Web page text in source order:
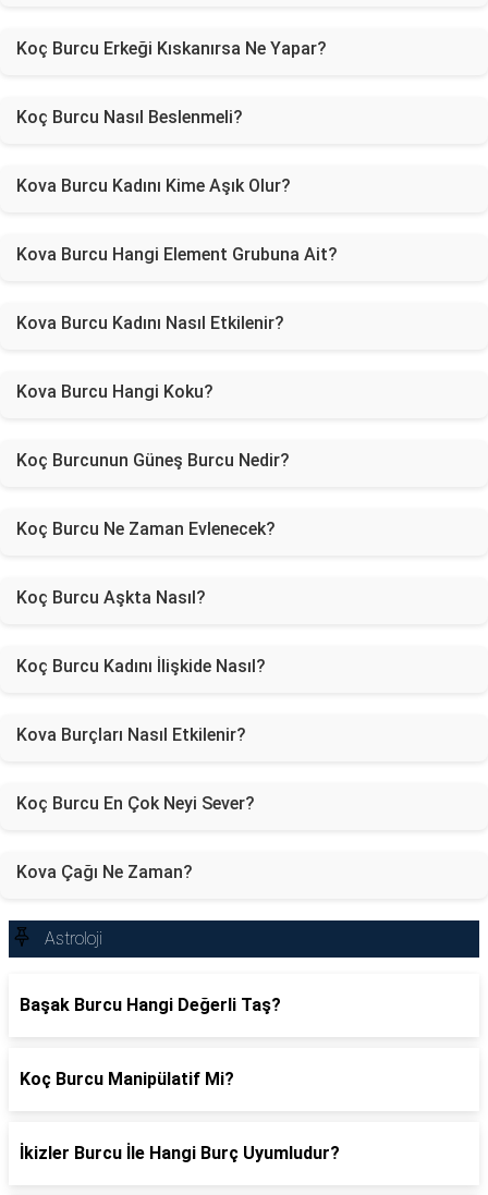
Koç Burcu Erkeği Kıskanırsa Ne Yapar?
Koç Burcu Nasıl Beslenmeli?
Kova Burcu Kadını Kime Aşık Olur?
Kova Burcu Hangi Element Grubuna Ait?
Kova Burcu Kadını Nasıl Etkilenir?
Kova Burcu Hangi Koku?
Koç Burcunun Güneş Burcu Nedir?
Koç Burcu Ne Zaman Evlenecek?
Koç Burcu Aşkta Nasıl?
Koç Burcu Kadını İlişkide Nasıl?
Kova Burçları Nasıl Etkilenir?
Koç Burcu En Çok Neyi Sever?
Kova Çağı Ne Zaman?
Astroloji
Başak Burcu Hangi Değerli Taş?
Koç Burcu Manipülatif Mi?
İkizler Burcu İle Hangi Burç Uyumludur?